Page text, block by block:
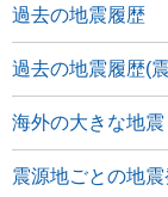
過去の地震履歴
過去の地震履歴(
海外の大きな地震
震源地ごとの地